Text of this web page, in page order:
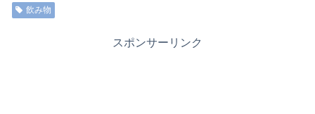
飲み物
スポンサーリンク